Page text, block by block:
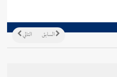
التالي السابق